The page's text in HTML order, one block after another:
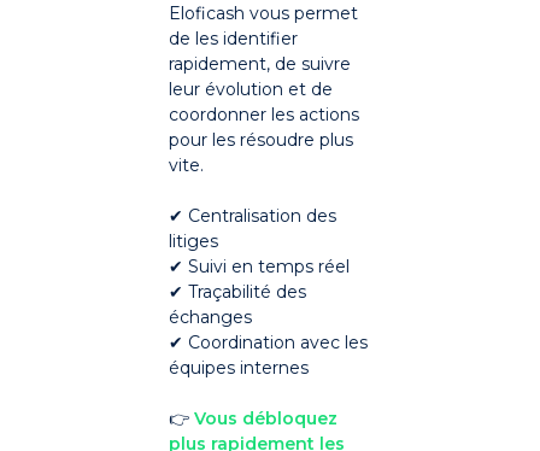
Eloficash vous permet
de les identifier
rapidement, de suivre
leur évolution et de
coordonner les actions
pour les résoudre plus
vite.
✔ Centralisation des
litiges
✔ Suivi en temps réel
✔ Traçabilité des
échanges
✔ Coordination avec les
équipes internes
👉 Vous débloquez
plus rapidement les